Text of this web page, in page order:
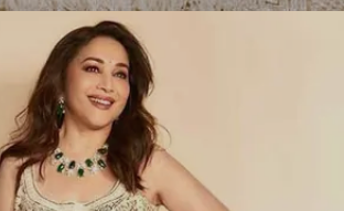
सीक्‍वेंस वर्क आइवरी लहंगा
सीक्‍वेंस वर्क वाले लहंगों की कॉपी आपको
सीक्‍वेंस वर्क आपके लहंगे को न केवल
आपको परफेक्‍ट पार्टी लुक भी नवाजता है।